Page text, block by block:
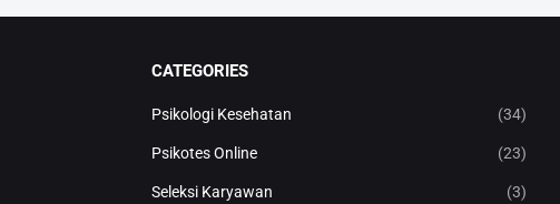
CATEGORIES
Psikologi Kesehatan (34)
Psikotes Online (23)
Seleksi Karyawan (3)